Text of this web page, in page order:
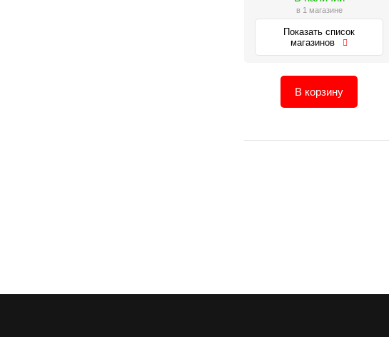
в 1 магазине
Показать список
магазинов
В корзину